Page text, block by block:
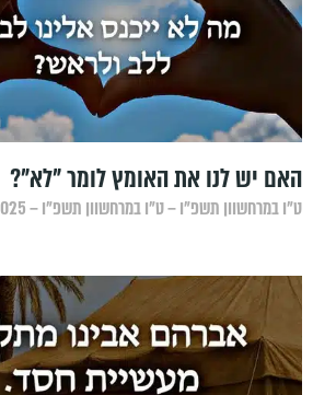
האם יש לנו את האומץ לומר "לא"?
ט״ו במרחשוון תשפ״ו – ט״ו במרחשוון תשפ״ו – 06/11/2025